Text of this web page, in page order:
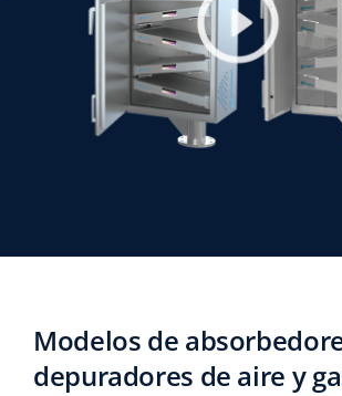
Modelos de
depuradores de aire y